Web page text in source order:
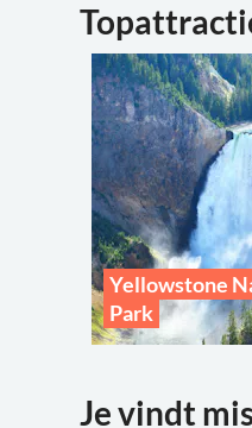
Yellowstone
Park
Je vindt